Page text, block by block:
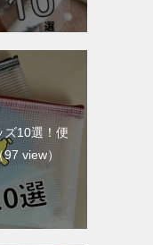
ズ10選！便
97 view）